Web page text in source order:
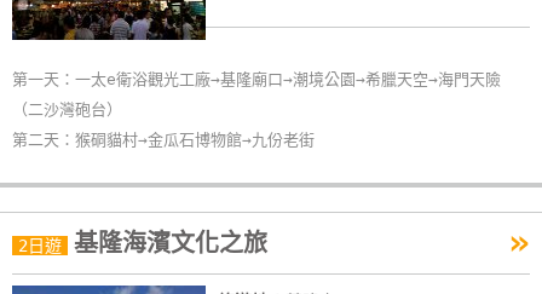
利
查
詢
房
Q&A
第一天：一太e衛浴觀光工廠→基隆廟口→潮境公園→希臘天空→海門天險
（二沙灣砲台）
第二天：猴硐貓村→金瓜石博物館→九份老街
2日遊 基隆海濱文化之旅 »